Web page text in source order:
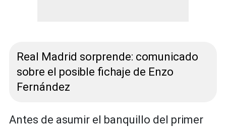
Real Madrid sorprende: comunicado
sobre el posible fichaje de Enzo
Fernández
Antes de asumir el banquillo del primer